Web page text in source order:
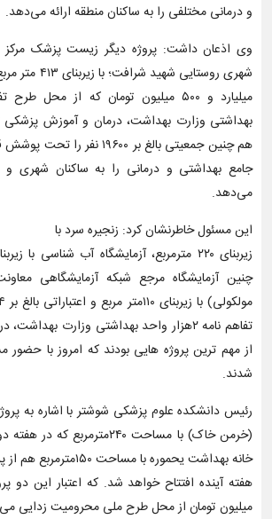
و درمانی مختلفی را به ساکنان منطقه ارائه می‌دهد.
وی اذعان داشت: پروژه دیگر زیست پزشک
شهری روستایی
بهداشتی وزارت بهداشت، درمان و آموزش پزشکی
هم چنین جمعیتی بالغ بر ۱۹۶۰۰
جامع بهداشتی و درمانی را به ساکنان شهری و
می‌دهد.
این مسئول خاطرنشان کرد: زنجیره سرد با
چنین آزمایشگاه مرجع شبکه آزمایشگاهی
تفاهم نامه ۲هزار واحد بهداشتی وزارت
از مهم ترین پروژه هایی بودند که امروز با حضور
شدند.
رئیس دانشکده علوم پزشکی شوشتر با اشاره به
(خرمن خاک) با مساحت
خانه بهداشت یحموره با
میلیون تومان از محل طرح ملی محرومیت زدایی